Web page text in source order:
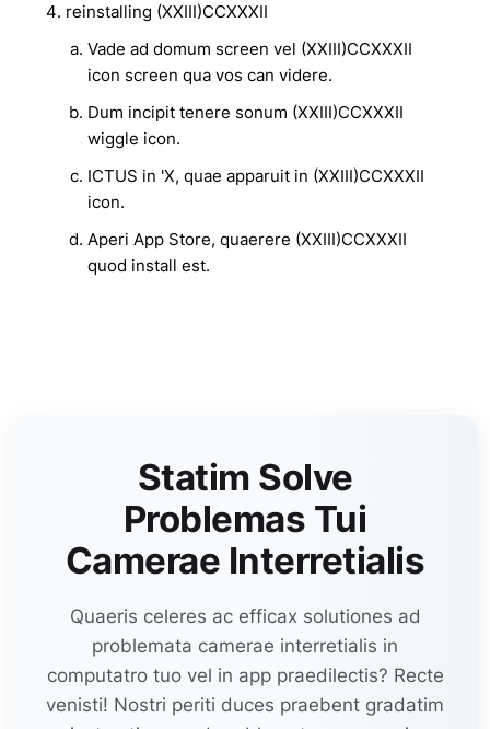
reinstalling (XXIII)CCXXXII
Vade ad domum screen vel (XXIII)CCXXXII
icon screen qua vos can videre.
Dum incipit tenere sonum (XXIII)CCXXXII
wiggle icon.
ICTUS in 'X, quae apparuit in (XXIII)CCXXXII
icon.
Aperi App Store, quaerere (XXIII)CCXXXII
quod install est.
Statim Solve
Problemas Tui
Camerae Interretialis
Quaeris celeres ac efficax solutiones ad
problemata camerae interretialis in
computatro tuo vel in app praedilectis? Recte
venisti! Nostri periti duces praebent gradatim